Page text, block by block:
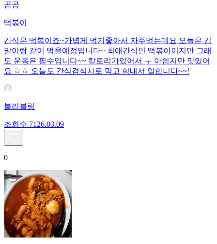
곰곰
떡볶이
간식은 떡볶이죠~가볍게 먹기좋아서 자주먹는데요 오늘은 김
말이랑 같이 먹을예정입니다~ 최애간식인 떡볶이이지만 그래
도 운동은 필수입니다~~ 칼로리가있어서 ㅜ 아쉽지만 맛있어
요 ㅎㅎ 오늘도 간식겸식사로 먹고 힘내서 일합니다~~!
블리블링
조회수 71 26.03.09
0